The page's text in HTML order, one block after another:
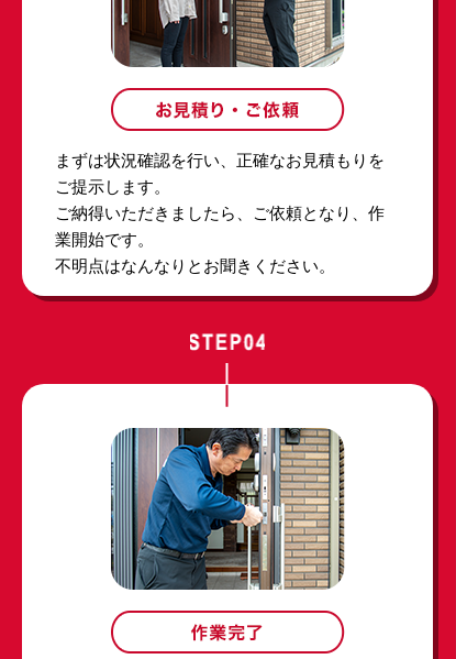
まずは状況確認を行い、正確なお見積もりを
ご提示します。
ご納得いただきましたら、ご依頼となり、作
業開始です。
不明点はなんなりとお聞きください。